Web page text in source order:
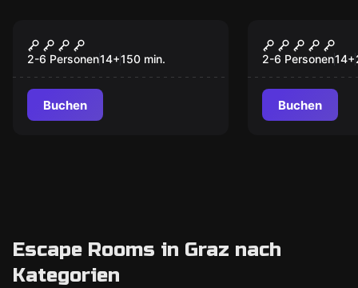
Verliebt, verlobt, tot
2-6 Personen14+150 min.
Buchen
Verraten,
2-6 Personen14+
Buchen
Escape Rooms in Graz nach
Kategorien